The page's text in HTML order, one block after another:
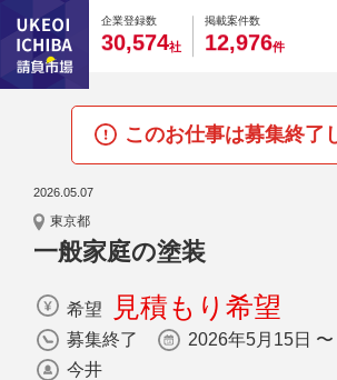
企業登録数
0
3
0
0,
0
5
0
74社
掲載案件数
0
1
0
2,
0
9
0
76件
このお仕事は募集終了
2026.05.07
東京都
一般家庭の塗装
希望 見積もり希望
募集終了
2026年5月15日 〜
今井